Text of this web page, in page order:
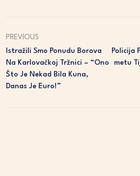
PREVIOUS
Istražili Smo Ponudu Borova
Na Karlovačkoj Tržnici – “Ono
Što Je Nekad Bila Kuna,
Danas Je Euro!”
Policija
Metu